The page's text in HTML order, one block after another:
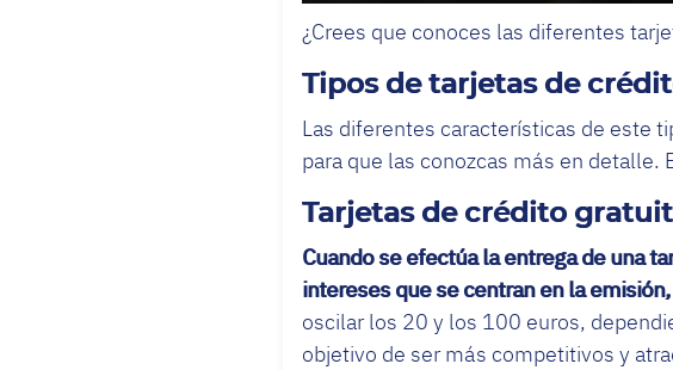
¿Crees que conoces las diferentes
Tipos de tarjetas de
Las diferentes características de este
para que las conozcas más en detalle.
Tarjetas de crédito
Cuando se efectúa la entrega de una
intereses que se centran en la
oscilar los 20 y los 100 euros,
objetivo de ser más competitivos y